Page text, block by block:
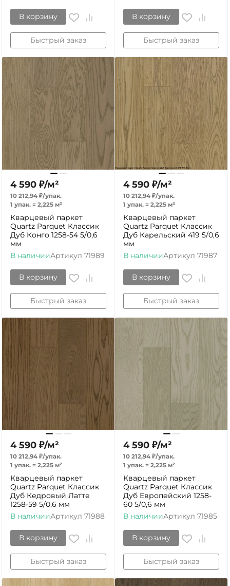
В корзину
Быстрый заказ
В корзину
Быстрый заказ
4 590 ₽/м²
10 212,94 ₽/упак.
1 упак. = 2,225 м²
Кварцевый паркет
Quartz Parquet Классик
Дуб Конго 1258-54 5/0,6
мм
В наличииАртикул 71989
В корзину
Быстрый заказ
4 590 ₽/м²
10 212,94 ₽/упак.
1 упак. = 2,225 м²
Кварцевый паркет
Quartz Parquet Классик
Дуб Карельский 419 5/0,6
мм
В наличииАртикул 71987
В корзину
Быстрый заказ
4 590 ₽/м²
10 212,94 ₽/упак.
1 упак. = 2,225 м²
Кварцевый паркет
Quartz Parquet Классик
Дуб Кедровый Латте
1258-59 5/0,6 мм
В наличииАртикул 71988
В корзину
Быстрый заказ
4 590 ₽/м²
10 212,94 ₽/упак.
1 упак. = 2,225 м²
Кварцевый паркет
Quartz Parquet Классик
Дуб Европейский 1258-
60 5/0,6 мм
В наличииАртикул 71985
В корзину
Быстрый заказ